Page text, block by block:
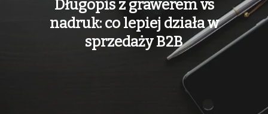
Długopis z grawerem vs
nadruk: co lepiej działa w
sprzedaży B2B